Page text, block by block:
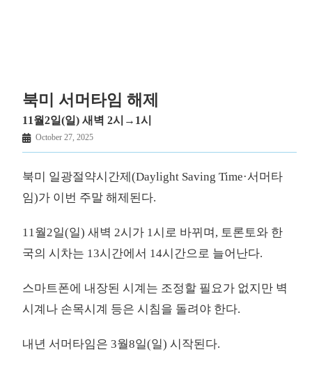
북미 서머타임 해제
11월2일(일) 새벽 2시→1시
October 27, 2025
북미 일광절약시간제(Daylight Saving Time·서머타
임)가 이번 주말 해제된다.
11월2일(일) 새벽 2시가 1시로 바뀌며, 토론토와 한
국의 시차는 13시간에서 14시간으로 늘어난다.
스마트폰에 내장된 시계는 조정할 필요가 없지만 벽
시계나 손목시계 등은 시침을 돌려야 한다.
내년 서머타임은 3월8일(일) 시작된다.